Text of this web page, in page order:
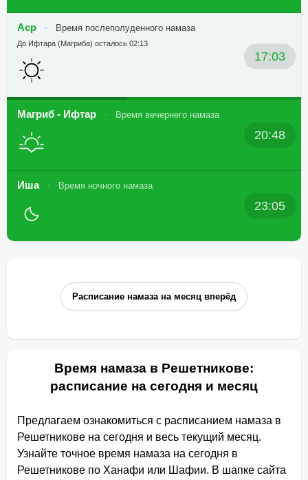
Аср Время послеполуденного намаза
17:03
До Ифтара (Магриба) осталось 02:13
Магриб - Ифтар Время вечернего намаза
20:48
Иша Время ночного намаза
23:05
Расписание намаза на месяц вперёд
Время намаза в Решетникове:
расписание на сегодня и месяц
Предлагаем ознакомиться с расписанием намаза в
Решетникове на сегодня и весь текущий месяц.
Узнайте точное время намаза на сегодня в
Решетникове по Ханафи или Шафии. В шапке сайта